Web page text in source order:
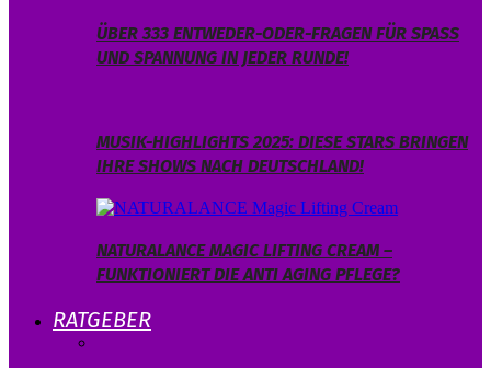
ÜBER 333 ENTWEDER-ODER-FRAGEN FÜR SPASS U
ND SPANNUNG IN JEDER RUNDE!
MUSIK-HIGHLIGHTS 2025: DIESE STARS BRINGEN
IHRE SHOWS NACH DEUTSCHLAND!
NATURALANCE MAGIC LIFTING CREAM –
FUNKTIONIERT DIE ANTI AGING PFLEGE?
RATGEBER